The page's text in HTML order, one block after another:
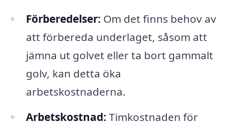
Förberedelser: Om det finns behov av
att förbereda underlaget, såsom att
jämna ut golvet eller ta bort gammalt
golv, kan detta öka
arbetskostnaderna.
Arbetskostnad: Timkostnaden för